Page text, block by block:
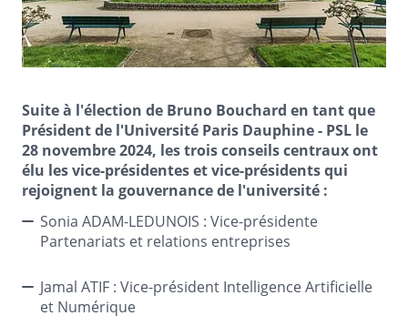
Suite à l'élection de Bruno Bouchard en tant que
Président de l'Université Paris Dauphine - PSL le
28 novembre 2024, les trois conseils centraux ont
élu les vice-présidentes et vice-présidents qui
rejoignent la gouvernance de l'université :
Sonia ADAM-LEDUNOIS : Vice-présidente
Partenariats et relations entreprises
Jamal ATIF : Vice-président Intelligence Artificielle
et Numérique